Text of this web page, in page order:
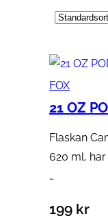
FOX
21 OZ
Flaskan
620 ml,
…
199 kr